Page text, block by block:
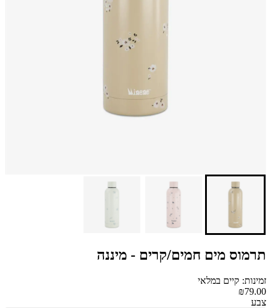
תרמוס מים חמים/קרים - מיננה
זמינות: קיים במלאי
₪79.00
צבע